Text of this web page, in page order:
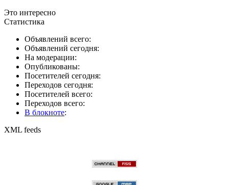
Это интересно
Статистика
Объявлений всего:
Объявлений сегодня:
На модерации:
Опубликованы:
Посетителей сегодня:
Переходов сегодня:
Посетителей всего:
Переходов всего:
В блокноте:
XML feeds